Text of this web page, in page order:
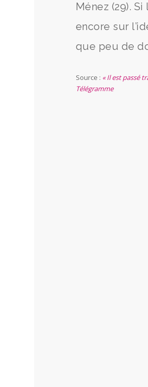
Ménez (29).
encore sur
que peu de
Source : « Il est passé
Télégramme